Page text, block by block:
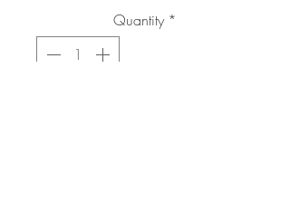
Quantity *